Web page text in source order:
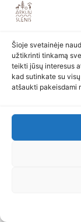
Šioje svetainėje
užtikrinti tinkamą
teikti jūsų interesus
kad sutinkate su
atšaukti pakeisdami